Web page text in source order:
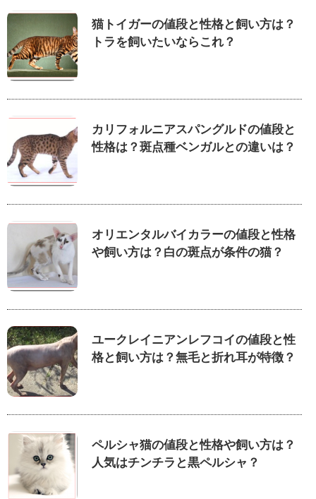
猫トイガーの値段と性格と飼い方は？
トラを飼いたいならこれ？
カリフォルニアスパングルドの値段と
性格は？斑点種ベンガルとの違いは？
オリエンタルバイカラーの値段と性格
や飼い方は？白の斑点が条件の猫？
ユークレイニアンレフコイの値段と性
格と飼い方は？無毛と折れ耳が特徴？
ペルシャ猫の値段と性格や飼い方は？
人気はチンチラと黒ペルシャ？